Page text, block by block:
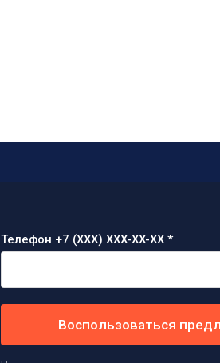
Телефон +7 (XXX) XXX-XX-XX *
Воспользоваться